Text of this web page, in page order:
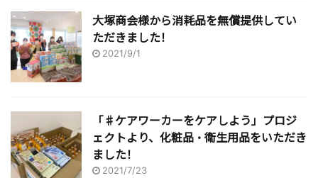
大塚商会様から消耗品を無償提供してい
ただきました！
2021/9/1
「♯ケアワーカーをケアしよう」プロジ
ェクトより、化粧品・衛生用品をいただき
ました！
2021/7/23